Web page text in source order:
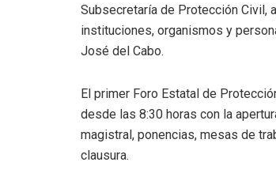
Subsecretaría de Protección Civil,
instituciones, organismos y
José del Cabo.
El primer Foro Estatal de
desde las 8:30 horas con la
magistral, ponencias, mesas de
clausura.